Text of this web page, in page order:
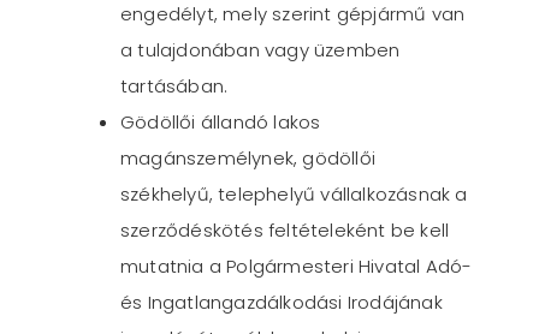
engedélyt, mely szerint gépjármű van
a tulajdonában vagy üzemben
tartásában.
Gödöllői állandó lakos
magánszemélynek, gödöllői
székhelyű, telephelyű vállalkozásnak a
szerződéskötés feltételeként be kell
mutatnia a Polgármesteri Hivatal Adó-
és Ingatlangazdálkodási Irodájának